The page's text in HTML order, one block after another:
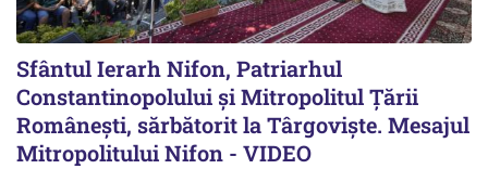
Sfântul Ierarh Nifon, Patriarhul
Constantinopolului și Mitropolitul Țării
Românești, sărbătorit la Târgoviște. Mesajul
Mitropolitului Nifon - VIDEO